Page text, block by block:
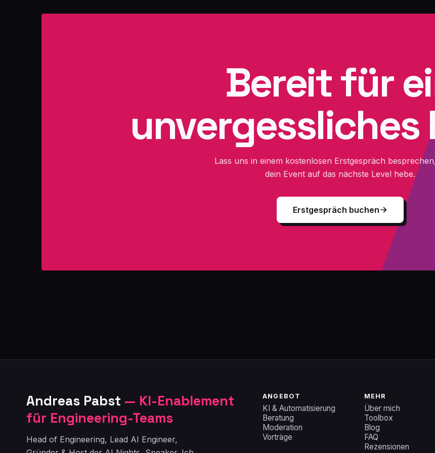
Bereit für
unvergessliches
Lass uns in einem kostenlosen Erstgespräch
dein Event auf das nächste Level hebe.
Erstgespräch buchen
Andreas Pabst — KI-Enablement
für Engineering-Teams
Head of Engineering, Lead AI Engineer,
ANGEBOT
KI & Automatisierung
Beratung
Moderation
Vorträge
MEHR
Über mich
Toolbox
Blog
FAQ
Rezensionen